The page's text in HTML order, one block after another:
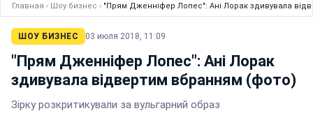
Главная › Шоу бизнес › "Прям Дженніфер Лопес": Ані Лорак здивувала
ШОУ БИЗНЕС 03 июля 2018, 11:09
"Прям Дженніфер Лопес": Ані Лорак
здивувала відвертим вбранням (фото)
Зірку розкритикували за вульгарний образ